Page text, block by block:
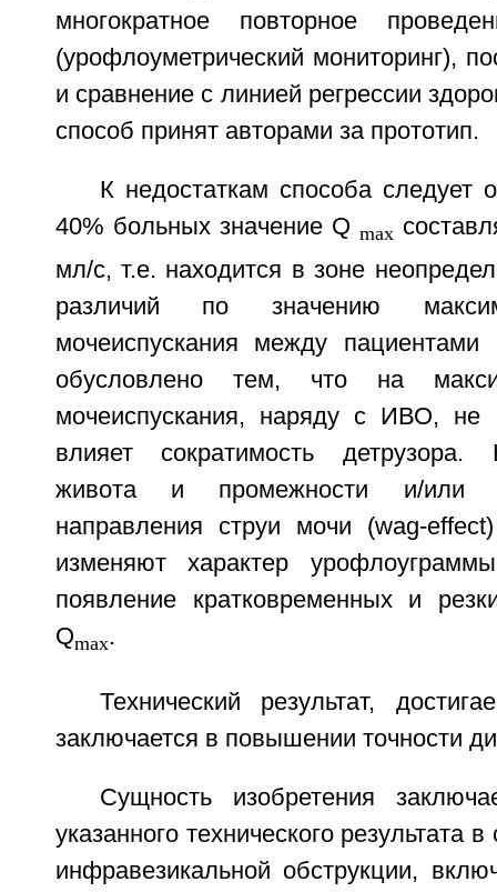
многократное повторное
(урофлоуметрический мониторинг),
и сравнение с линией регрессии
способ принят авторами за прототип.
К недостаткам способа следует
40% больных значение Q max
мл/с, т.е. находится в зоне
различий по значению
мочеиспускания между
обусловлено тем, что на
мочеиспускания, наряду с ИВО, не
влияет сократимость
живота и промежности и/или
направления струи мочи (wag-
изменяют характер
появление кратковременных и
Qmax.
Технический результат,
заключается в повышении точности
Сущность изобретения
указанного технического результата
инфравезикальной обструкции,